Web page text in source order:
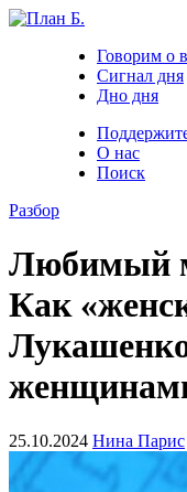
Говорим о
Сигнал дня
Дно дня
О нас
Поиск
Разбор
Любимый
Как
25.10.2024 Нина Парис